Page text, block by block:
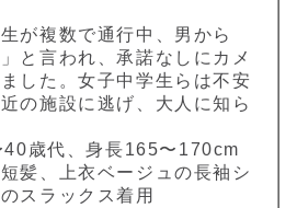
が複数で通行中、男から
と言われ、承諾なしにカメ
した。女子中学生らは不安
の施設に逃げ、大人に知ら
40歳代、身長165〜170cm
髪、上衣ベージュの長袖シ
スラックス着用